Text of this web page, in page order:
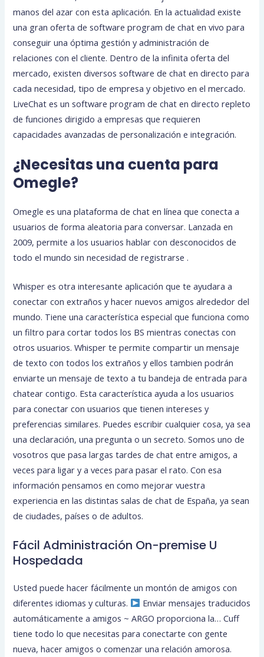
manos del azar con esta aplicación. En la actualidad existe
una gran oferta de software program de chat en vivo para
conseguir una óptima gestión y administración de
relaciones con el cliente. Dentro de la infinita oferta del
mercado, existen diversos software de chat en directo para
cada necesidad, tipo de empresa y objetivo en el mercado.
LiveChat es un software program de chat en directo repleto
de funciones dirigido a empresas que requieren
capacidades avanzadas de personalización e integración.
¿Necesitas una cuenta para
Omegle?
Omegle es una plataforma de chat en línea que conecta a
usuarios de forma aleatoria para conversar. Lanzada en
2009, permite a los usuarios hablar con desconocidos de
todo el mundo sin necesidad de registrarse .
Whisper es otra interesante aplicación que te ayudara a
conectar con extraños y hacer nuevos amigos alrededor del
mundo. Tiene una característica especial que funciona como
un filtro para cortar todos los BS mientras conectas con
otros usuarios. Whisper te permite compartir un mensaje
de texto con todos los extraños y ellos tambien podrán
enviarte un mensaje de texto a tu bandeja de entrada para
chatear contigo. Esta característica ayuda a los usuarios
para conectar con usuarios que tienen intereses y
preferencias similares. Puedes escribir cualquier cosa, ya sea
una declaración, una pregunta o un secreto. Somos uno de
vosotros que pasa largas tardes de chat entre amigos, a
veces para ligar y a veces para pasar el rato. Con esa
información pensamos en como mejorar vuestra
experiencia en las distintas salas de chat de España, ya sean
de ciudades, países o de adultos.
Fácil Administración On-premise U
Hospedada
Usted puede hacer fácilmente un montón de amigos con
diferentes idiomas y culturas.
Enviar mensajes traducidos
automáticamente a amigos ~ ARGO proporciona la… Cuff
tiene todo lo que necesitas para conectarte con gente
nueva, hacer amigos o comenzar una relación amorosa.